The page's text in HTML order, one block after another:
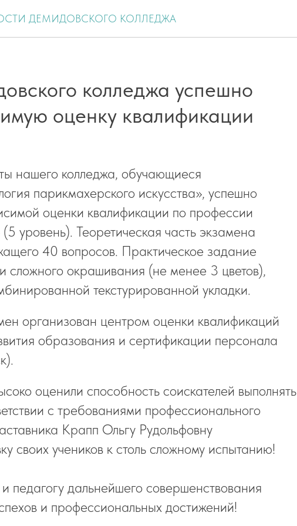
ДЕМИДОВСКОГО КОЛЛЕДЖА
колледжа успешно
оценку квалификации
нашего колледжа, обучающиеся
парикмахерского искусства», успешно
оценки квалификации по профессии
уровень). Теоретическая часть экзамена
40 вопросов. Практическое задание
сложного окрашивания (не менее 3 цветов),
текстурированной укладки.
организован центром оценки квалификаций
образования и сертификации персонала
оценили способность соискателей выполнять
с требованиями профессионального
Крапп Ольгу Рудольфовну
своих учеников к столь сложному испытанию!
педагогу дальнейшего совершенствования
и профессиональных достижений!